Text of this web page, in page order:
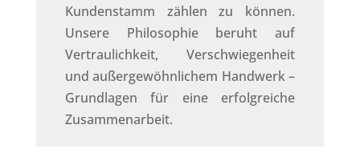
Kundenstamm zählen zu können.
Unsere Philosophie beruht auf
Vertraulichkeit, Verschwiegenheit
und außergewöhnlichem Handwerk –
Grundlagen für eine erfolgreiche
Zusammenarbeit.